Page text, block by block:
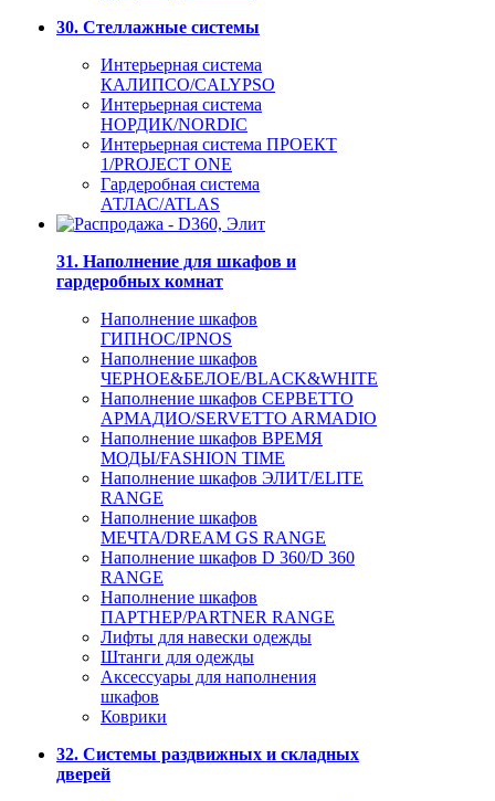
30. Стеллажные системы
Интерьерная система
КАЛИПСО/CALYPSO
Интерьерная система
НОРДИК/NORDIC
Интерьерная система ПРОЕКТ
1/PROJECT ONE
Гардеробная система
АТЛАС/ATLAS
31. Наполнение для шкафов и
гардеробных комнат
Наполнение шкафов
ГИПНОС/IPNOS
Наполнение шкафов
ЧЕРНОЕ&БЕЛОЕ/BLACK&WHITE
Наполнение шкафов СЕРВЕТТО
АРМАДИО/SERVETTO ARMADIO
Наполнение шкафов ВРЕМЯ
МОДЫ/FASHION TIME
Наполнение шкафов ЭЛИТ/ELITE
RANGE
Наполнение шкафов
МЕЧТА/DREAM GS RANGE
Наполнение шкафов D 360/D 360
RANGE
Наполнение шкафов
ПАРТНЕР/PARTNER RANGE
Лифты для навески одежды
Штанги для одежды
Аксессуары для наполнения
шкафов
Коврики
32. Системы раздвижных и складных
дверей